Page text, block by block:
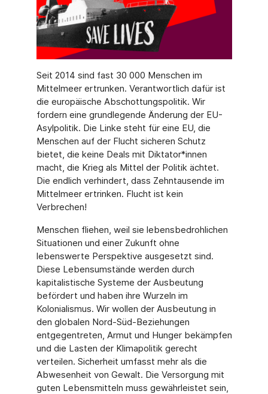
Seit 2014 sind fast 30 000 Menschen im
Mittelmeer ertrunken. Verantwortlich dafür ist
die europäische Abschottungspolitik. Wir
fordern eine grundlegende Änderung der EU-
Asylpolitik. Die Linke steht für eine EU, die
Menschen auf der Flucht sicheren Schutz
bietet, die keine Deals mit Diktator*innen
macht, die Krieg als Mittel der Politik ächtet.
Die endlich verhindert, dass Zehntausende im
Mittelmeer ertrinken. Flucht ist kein
Verbrechen!
Menschen fliehen, weil sie lebensbedrohlichen
Situationen und einer Zukunft ohne
lebenswerte Perspektive ausgesetzt sind.
Diese Lebensumstände werden durch
kapitalistische Systeme der Ausbeutung
befördert und haben ihre Wurzeln im
Kolonialismus. Wir wollen der Ausbeutung in
den globalen Nord-Süd-Beziehungen
entgegentreten, Armut und Hunger bekämpfen
und die Lasten der Klimapolitik gerecht
verteilen. Sicherheit umfasst mehr als die
Abwesenheit von Gewalt. Die Versorgung mit
guten Lebensmitteln muss gewährleistet sein,